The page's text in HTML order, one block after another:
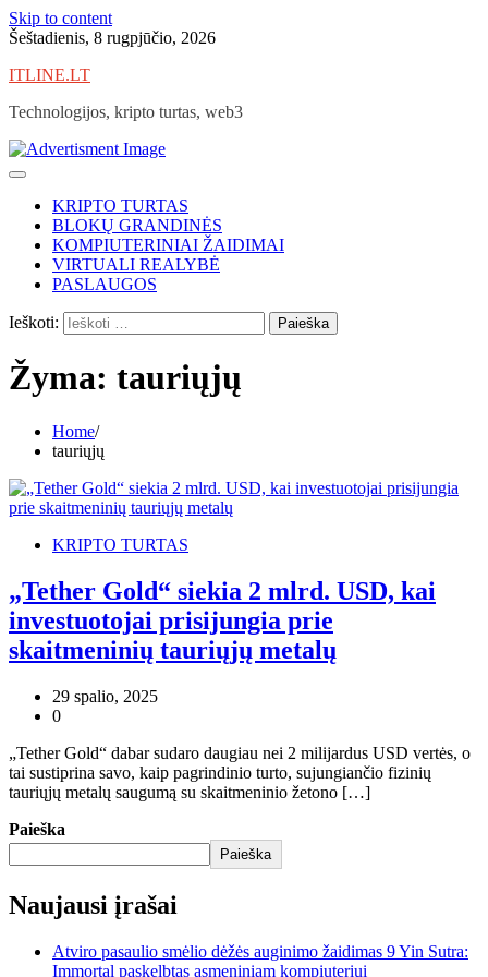
Skip to content
Šeštadienis, 8 rugpjūčio, 2026
ITLINE.LT
Technologijos, kripto turtas, web3
KRIPTO TURTAS
BLOKŲ GRANDINĖS
KOMPIUTERINIAI ŽAIDIMAI
VIRTUALI REALYBĖ
PASLAUGOS
Ieškoti:
Žyma: tauriųjų
Home
tauriųjų
KRIPTO TURTAS
„Tether Gold“ siekia 2 mlrd. USD, kai
investuotojai prisijungia prie
skaitmeninių tauriųjų metalų
29 spalio, 2025
0
„Tether Gold“ dabar sudaro daugiau nei 2 milijardus USD vertės, o
tai sustiprina savo, kaip pagrindinio turto, sujungiančio fizinių
tauriųjų metalų saugumą su skaitmeninio žetono […]
Paieška
Paieška
Naujausi įrašai
Atviro pasaulio smėlio dėžės auginimo žaidimas 9 Yin Sutra:
Immortal paskelbtas asmeniniam kompiuteriui